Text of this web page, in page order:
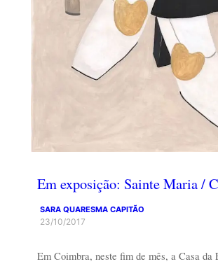
Em exposição: Sainte Maria /
SARA QUARESMA CAPITÃO
23/10/2017
Em Coimbra, neste fim de mês, a Casa da